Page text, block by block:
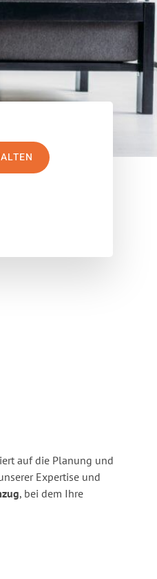
auf die Planung und
Expertise und
, bei dem Ihre